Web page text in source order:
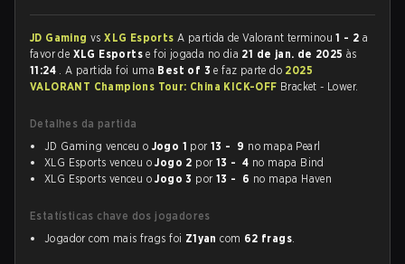
JD Gaming vsXLG EsportsA partida de Valorant terminou1 - 2 a
favor de XLG Esportse foi jogada no dia 21 de jan. de 2025às
11:24 . A partida foi uma Best of 3e faz parte do 2025
VALORANT Champions Tour: China KICK-OFF Bracket - Lower.
Detalhes da partida
JD Gaming venceu o Jogo 1 por13 - 9 no mapa Pearl
XLG Esports venceu oJogo 2 por 13 - 4 no mapa Bind
XLG Esports venceu oJogo 3 por 13 - 6 no mapa Haven
Estatísticas chave dos jogadores
Jogador com mais frags foi Z1yan com 62 frags.